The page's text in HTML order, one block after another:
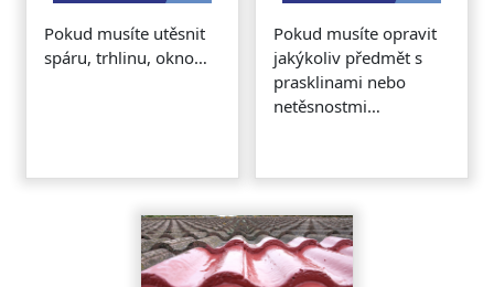
Pokud musíte utěsnit
spáru, trhlinu, okno…
Pokud musíte opravit
jakýkoliv předmět s
prasklinami nebo
netěsnostmi…